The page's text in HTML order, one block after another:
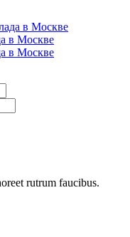
rutrum faucibus.